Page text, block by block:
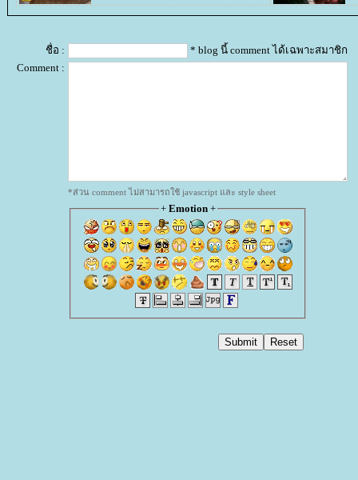
ชื่อ :
* blog นี้ comment ได้เฉพาะสมาชิก
Comment :
*ส่วน comment ไม่สามารถใช้ javascript และ style sheet
+ Emotion+